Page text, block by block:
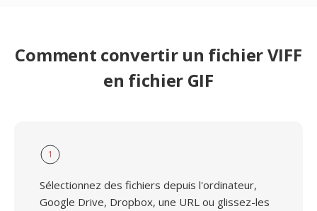
Comment convertir un fichier VIFF
en fichier GIF
1
Sélectionnez des fichiers depuis l'ordinateur,
Google Drive, Dropbox, une URL ou glissez-les